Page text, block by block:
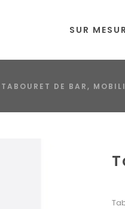
SUR
TABOURET DE BAR,